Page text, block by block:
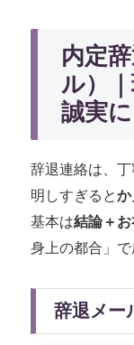
内定
ル）
誠実に
辞退連絡は、
明しすぎるとか
基本は結論＋
身上の都合」で
辞退メー